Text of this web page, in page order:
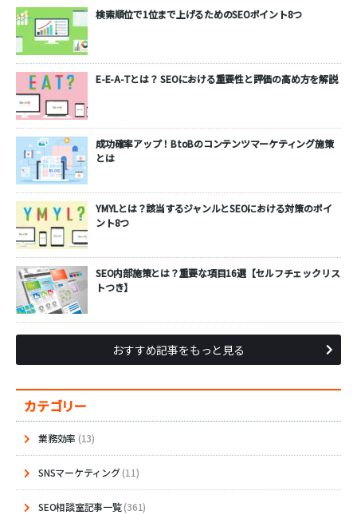
検索順位で1位まで上げるためのSEOポイント8つ
E-E-A-Tとは？ SEOにおける重要性と評価の高め方を解説
成功確率アップ！BtoBのコンテンツマーケティング施策
とは
YMYLとは？該当するジャンルとSEOにおける対策のポイ
ント8つ
SEO内部施策とは？重要な項目16選【セルフチェックリス
トつき】
おすすめ記事をもっと見る
カテゴリー
業務効率 (13)
SNSマーケティング(11)
SEO相談室記事一覧(361)